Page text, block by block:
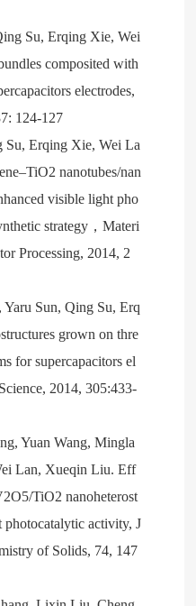
Su, Erqing Xie, Wei
composited with
electrodes,
124-127
Su, Erqing Xie, Wei La
nanotubes/nan
visible light pho
strategy，Materi
Processing, 2014, 2
Sun, Qing Su, Erq
grown on thre
for supercapacitors el
2014, 305:433-
Yuan Wang, Mingla
Lan, Xueqin Liu. Eff
TiO2 nanoheterost
activity, J
of Solids, 74, 147